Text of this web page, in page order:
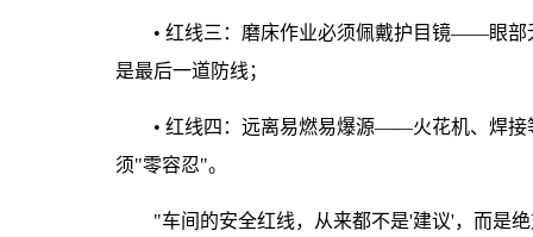
• 红线三：磨床作业必须佩戴护目镜——眼部
是最后一道防线；
• 红线四：远离易燃易爆源——火花机、焊接
须"零容忍"。
"车间的安全红线，从来都不是'建议'，而是